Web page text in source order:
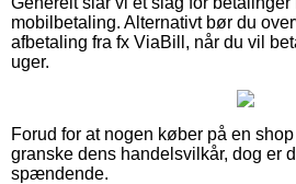
mobilbetaling. Alternativt bør du
afbetaling fra fx ViaBill, når du vil
uger.
Forud for at nogen køber på en
granske dens handelsvilkår, dog er
spændende.